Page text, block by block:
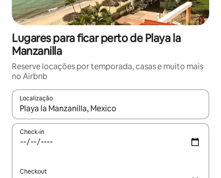
Lugares para ficar perto de Playa la
Manzanilla
Reserve locações por temporada, casas e muito mais
no Airbnb
Localização
Quando os resultados estiverem disponíveis, explore-os
Check-in
Checkout